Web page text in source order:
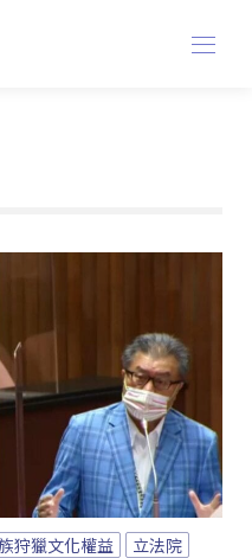
狩獵文化權益
立法院